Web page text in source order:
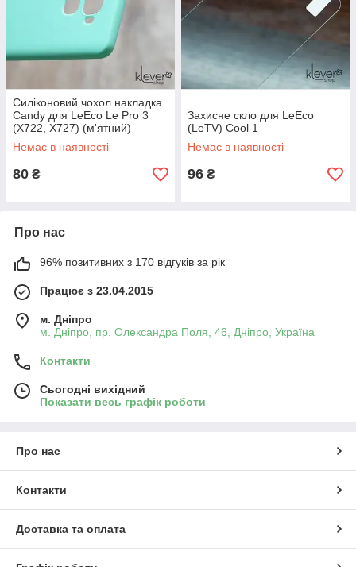
Силіконовий чохол накладка
Candy для LeEco Le Pro 3
(X722, X727) (м'ятний)
Немає в наявності
80 ₴
Захисне скло для LeEco
(LeTV) Cool 1
Немає в наявності
96 ₴
Про нас
96% позитивних з 170 відгуків за рік
Працює з 23.04.2015
м. Дніпро
м. Дніпро, пр. Олександра Поля, 46, Дніпро, Україна
Контакти
Сьогодні вихідний
Показати весь графік роботи
Про нас
Контакти
Доставка та оплата